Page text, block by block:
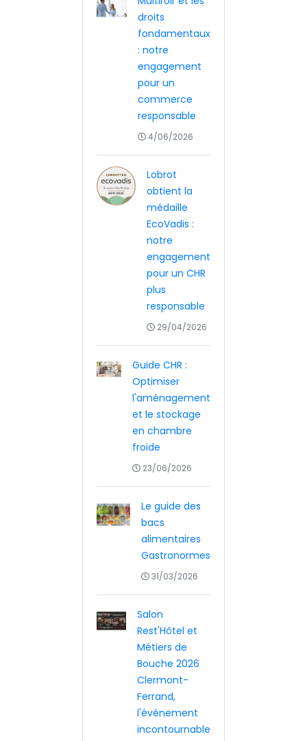
droits
fondamentaux
: notre
engagement
pour un
commerce
responsable
4/06/2026
Lobrot
obtient la
médaille
EcoVadis :
notre
engagement
pour un CHR
plus
responsable
29/04/2026
Guide CHR :
Optimiser
l'aménagement
et le stockage
en chambre
froide
23/06/2026
Le guide des
bacs
alimentaires
Gastronormes
31/03/2026
Salon
Rest'Hôtel et
Métiers de
Bouche 2026
Clermont-
Ferrand,
l'événement
incontournable